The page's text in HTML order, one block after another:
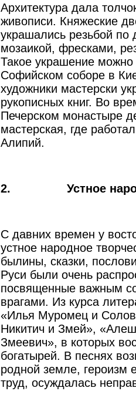
Архитектура дала
живописи. Княжеские
украшались резьбой по
мозаикой, фресками,
Такое украшение можно
Софийском соборе в
художники мастерски
рукописных книг. Во
Печерском монастыре
мастерская, где
Алипий.
2. Устное
С давних времен у
устное народное
былины, сказки,
Руси были очень
посвященные важным
врагами. Из курса
«Илья Муромец и
Никитич и Змей»,
Змеевич», в которых
богатырей. В песнях
родной земле, героизм
труд, осуждалась